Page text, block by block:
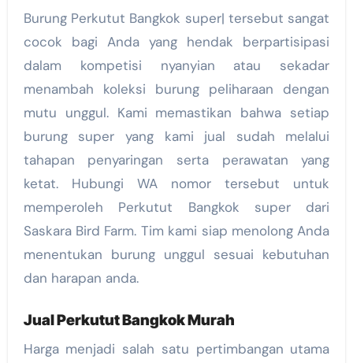
Burung Perkutut Bangkok super| tersebut sangat
cocok bagi Anda yang hendak berpartisipasi
dalam kompetisi nyanyian atau sekadar
menambah koleksi burung peliharaan dengan
mutu unggul. Kami memastikan bahwa setiap
burung super yang kami jual sudah melalui
tahapan penyaringan serta perawatan yang
ketat. Hubungi WA nomor tersebut untuk
memperoleh Perkutut Bangkok super dari
Saskara Bird Farm. Tim kami siap menolong Anda
menentukan burung unggul sesuai kebutuhan
dan harapan anda.
Jual Perkutut Bangkok Murah
Harga menjadi salah satu pertimbangan utama